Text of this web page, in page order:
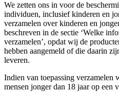
We zetten ons in voor de
individuen, inclusief kinderen en
verzamelen over kinderen en
beschreven in de sectie ‘Welke
verzamelen’, opdat wij de
hebben aangemeld of die daarin
leveren.
Indien van toepassing verzamelen
mensen jonger dan 18 jaar op een